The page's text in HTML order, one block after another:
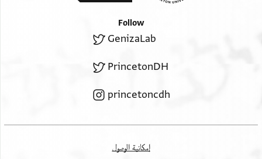
Follow
GenizaLab
PrincetonDH
princetoncdh
إمكانية الوصول